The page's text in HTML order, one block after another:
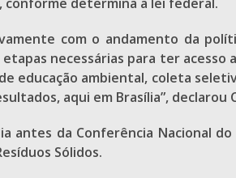
com o andamento da
necessárias para ter acesso
educação ambiental, coleta
aqui em Brasília”, declarou
antes da Conferência
Sólidos.